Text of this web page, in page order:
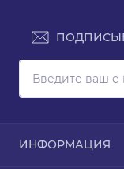
ИНФОРМАЦИЯ